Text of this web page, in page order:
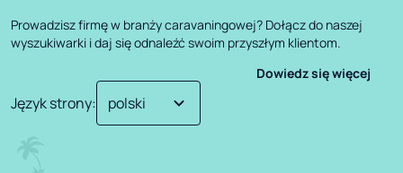
Prowadzisz firmę w branży caravaningowej? Dołącz do naszej
wyszukiwarki i daj się odnaleźć swoim przyszłym klientom.
Dowiedz się więcej
Język strony: